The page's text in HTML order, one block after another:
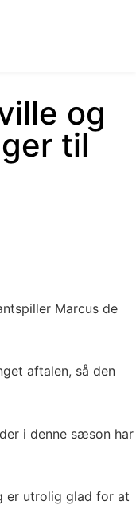
og
til
Marcus de
aftalen, så den
i denne sæson har
er utrolig glad for at